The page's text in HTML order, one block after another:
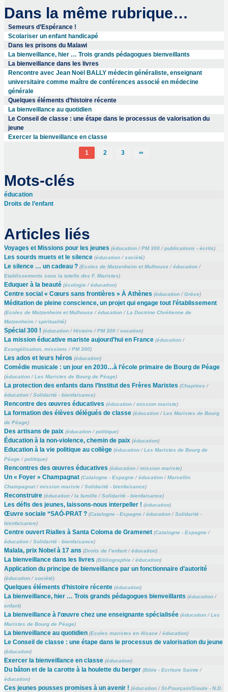
Dans la même rubrique…
Semeurs d’Espérance !
Scolariser un enfant handicapé
Dans les prisons du Malawi
La bienveillance, hier … Trois grands pédagogues bienveillants
La bienveillance dans les livres
Rencontre avec Jean Noël BALLY médecin généraliste, enseignant
universitaire comme maître de conférences associé en médecine
générale
Quelques éléments d’histoire récente
La bienveillance au quotidien
Le Conseil de classe : une étape dans le processus de valorisation du
jeune
Exercer la bienveillance en classe
1 2 3 ∞
Mots-clés
éducation
Droits de l’enfant
Articles liés
Voyages et Missions pour les jeunes (éducation/PM 300/publications - écrits)
Les sourds muets et le silence (éducation/société)
Le silence … un cadeau ? (Ecoles de Matzenheim et Mulhouse/éducation/
Etablissements sous la tutelle des F. Maristes)
Eduquer à la beauté (écologie/éducation)
Centre social « Cœurs sans frontières » À Athènes (éducation/Grèce)
Méditation de pleine conscience, un projet qui engage tout l’établissement
(Ecoles de Matzenheim et Mulhouse/éducation/La Doctrine Chrétienne de
Matzenheim/spiritualité)
Spécial 300 ! (éducation/Histoire/PM 300/vocation)
La mission éducative mariste aujourd’hui en France (éducation/
Evangélisation, missions /PM 300)
Les ados et leurs héros (éducation)
Comédie musicale : un jour en 2030…à l’école primaire de Bourg de Péage
(éducation/Les Maristes de Bourg de Péage)
La protection des enfants dans l’Institut des Frères Maristes (Chapitres /
éducation/Solidarité - bienfaisance)
Rencontre des œuvres éducatives (éducation/mission mariste)
La formation des élèves délégués de classe (éducation/Les Maristes de Bourg
de Péage)
Des artisans de paix (éducation/politique)
Éducation à la non-violence, chemin de paix (éducation)
Education à la vie politique au collège (éducation/Les Maristes de Bourg de
Péage/politique)
Rencontres des œuvres éducatives (éducation/mission mariste)
Un « Foyer » Champagnat (Catalogne - Espagne/éducation/Marcellin
Champagnat/mission mariste/Solidarité - bienfaisance)
Reconstruire (éducation/la famille/Solidarité - bienfaisance)
Les défis des jeunes, laissons-nous interpeller ! (éducation)
Œuvre sociale “SAÓ-PRAT ? (Catalogne - Espagne/éducation/Solidarité -
bienfaisance)
Centre ouvert Rialles à Santa Coloma de Gramenet (Catalogne - Espagne/
éducation/Solidarité - bienfaisance)
Malala, prix Nobel à 17 ans (Droits de l’enfant/éducation)
La bienveillance dans les livres (Bibliographie/éducation)
Application du principe de bienveillance par un fonctionnaire d’autorité
(éducation/ société)
Quelques éléments d’histoire récente (éducation)
La bienveillance, hier … Trois grands pédagogues bienveillants (éducation/
enfant)
La bienveillance à l’œuvre chez une enseignante spécialisée (éducation/Les
Maristes de Bourg de Péage)
La bienveillance au quotidien (Ecoles maristes en Alsace/éducation)
Le Conseil de classe : une étape dans le processus de valorisation du jeune
(éducation)
Exercer la bienveillance en classe (éducation)
Du bâton et de la carotte à la houlette du berger (Bible - Ecriture Sainte/
éducation)
Ces jeunes pousses promises à un avenir ! (éducation/St-Pourçain/Sioule - N.D.